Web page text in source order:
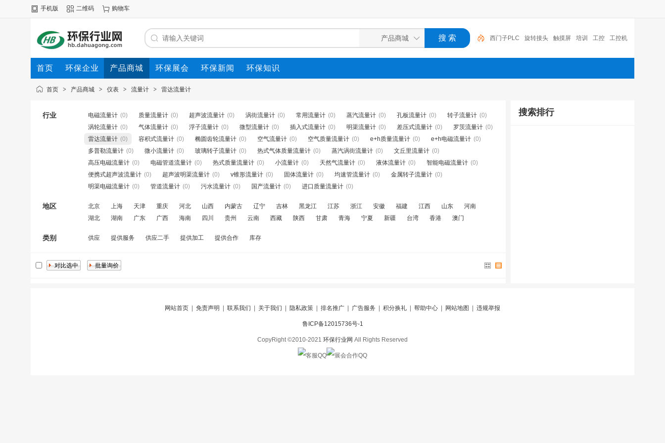
手机版 二维码 购物车
西门子PLC 旋转接头 触摸屏 培训 工控 工控机
变送器 球阀 plc 阀门
首页 环保企业 产品商城 环保展会 环保新闻 环保知识
首页 > 产品商城 > 仪表 > 流量计 > 雷达流量计
行业 电磁流量计 (0) 质量流量计 (0) 超声波流量计 (0) 涡街流量计 (0) 常用流量计 (0) 蒸汽流量计 (0) 孔板流量计 (0) 转子流量计 (0)
涡轮流量计 (0) 气体流量计 (0) 浮子流量计 (0) 微型流量计 (0) 插入式流量计 (0) 明渠流量计 (0) 差压式流量计 (0) 罗茨流量计 (0)
雷达流量计 (0) 容积式流量计 (0) 椭圆齿轮流量计 (0) 空气流量计 (0) 空气质量流量计 (0) e+h质量流量计 (0) e+h电磁流量计 (0)
多普勒流量计 (0) 微小流量计 (0) 玻璃转子流量计 (0) 热式气体质量流量计 (0) 蒸汽涡街流量计 (0) 文丘里流量计 (0)
高压电磁流量计 (0) 电磁管道流量计 (0) 热式质量流量计 (0) 小流量计 (0) 天然气流量计 (0) 液体流量计 (0) 智能电磁流量计 (0)
便携式超声波流量计 (0) 超声波明渠流量计 (0) v锥形流量计 (0) 固体流量计 (0) 均速管流量计 (0) 金属转子流量计 (0)
明渠电磁流量计 (0) 管道流量计 (0) 污水流量计 (0) 国产流量计 (0) 进口质量流量计 (0)
地区 北京 上海 天津 重庆 河北 山西 内蒙古 辽宁 吉林 黑龙江 江苏 浙江 安徽 福建 江西 山东
河南
湖北
湖南 广东 广西 海南 四川 贵州 云南 西藏 陕西 甘肃 青海 宁夏 新疆 台湾 香港 澳门
类别 供应 提供服务 供应二手 提供加工 提供合作 库存
搜索排行
网站首页 免责声明 联系我们 关于我们 隐私政策 排名推广 广告服务 积分换礼 帮助中心 网站地图 违规举报
鲁ICP备12015736号-1
CopyRight ©2010-2021 环保行业网 All Rights Reserved